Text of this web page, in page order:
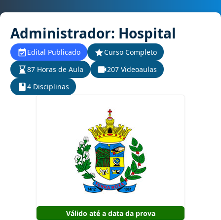
Administrador: Hospital
Edital Publicado
Curso Completo
87 Horas de Aula
207 Videoaulas
4 Disciplinas
Válido até a data da prova